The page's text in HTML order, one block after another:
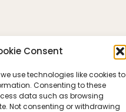
Consent
use technologies like cookies to
Consenting to these
data such as browsing
Not consenting or withdrawing